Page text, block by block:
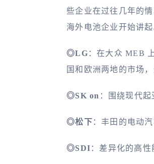
些企业在过往几年的
海外电池企业开始讲起
◎LG ：在大众 MEB
国和欧洲两地的市场
◎SK on ：围绕现代
◎松下 ：丰田的电动
◎SDI ：差异化的高性